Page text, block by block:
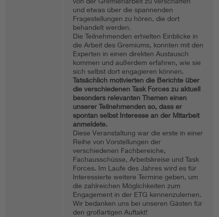
und etwas über die spannenden
Fragestellungen zu hören, die dort
behandelt werden.
Die Teilnehmenden erhielten Einblicke in
die Arbeit des Gremiums, konnten mit den
Experten in einen direkten Austausch
kommen und außerdem erfahren, wie sie
sich selbst dort engagieren können.
Tatsächlich motivierten die Berichte über
die verschiedenen Task Forces zu aktuell
besonders relevanten Themen einen
unserer Teilnehmenden so, dass er
spontan selbst Interesse an der Mitarbeit
anmeldete.
Diese Veranstaltung war die erste in einer
Reihe von Vorstellungen der
verschiedenen Fachbereiche,
Fachausschüsse, Arbeitskreise und Task
Forces. Im Laufe des Jahres wird es für
Interessierte weitere Termine geben, um
die zahlreichen Möglichkeiten zum
Engagement in der ETG kennenzulernen.
Wir bedanken uns bei unseren Gästen für
den großartigen Auftakt!